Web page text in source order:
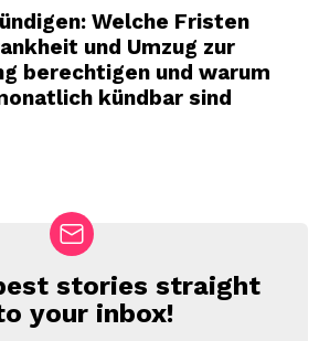
Welche Fristen
und Umzug zur
berechtigen und warum
kündbar sind
stories straight
your inbox!